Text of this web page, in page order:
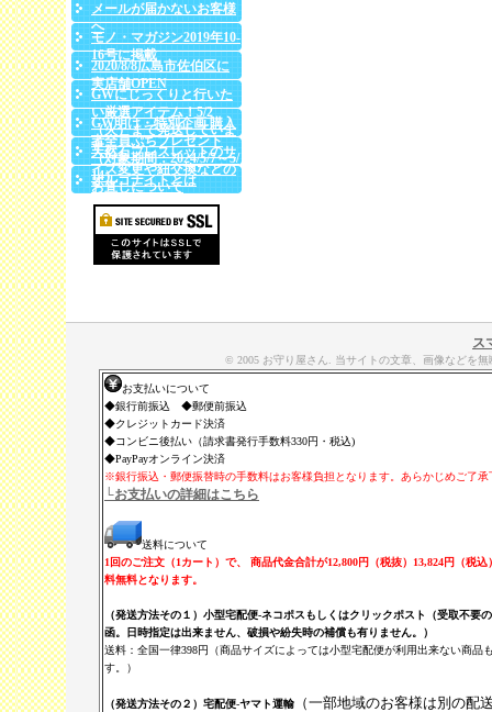
メールが届かないお客様
へ
モノ・マガジン2019年10-
16号に掲載
2020/8/8広島市佐伯区に
実店舗OPEN
GWにじっくりと行いた
い厳選アイテム！5/2
（火）まで発送していま
す♪
GW明け・特別企画 購入
者全員ぷちプレゼント
（対象期間：2024/5/7～5/
14）
天然石ブレスレットのサ
イズ変更や紐交換などの
お直しについて
オルゴナイトとは
ス
© 2005 お守り屋さん. 当サイトの文章、画像などを
お支払いについて
◆銀行前振込 ◆郵便前振込
◆クレジットカード決済
◆コンビニ後払い（請求書発行手数料330円・税込)
◆PayPayオンライン決済
※銀行振込・郵便振替時の手数料はお客様負担となります。あらかじめご了承
└お支払いの詳細はこちら
送料について
1回のご注文（1カート）で、 商品代金合計が12,800円（税抜）13,824円（税込
料無料となります。
（発送方法その１）小型宅配便-ネコポスもしくはクリックポスト（受取不要
函。日時指定は出来ません、破損や紛失時の補償も有りません。）
送料：全国一律398円（商品サイズによっては小型宅配便が利用出来ない商品
す。）
（発送方法その２）宅配便-ヤマト運輸
（一部地域のお客様は別の配